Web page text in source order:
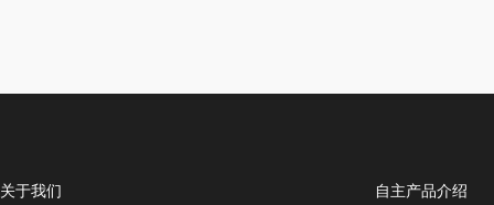
关于我们 自主产品介绍